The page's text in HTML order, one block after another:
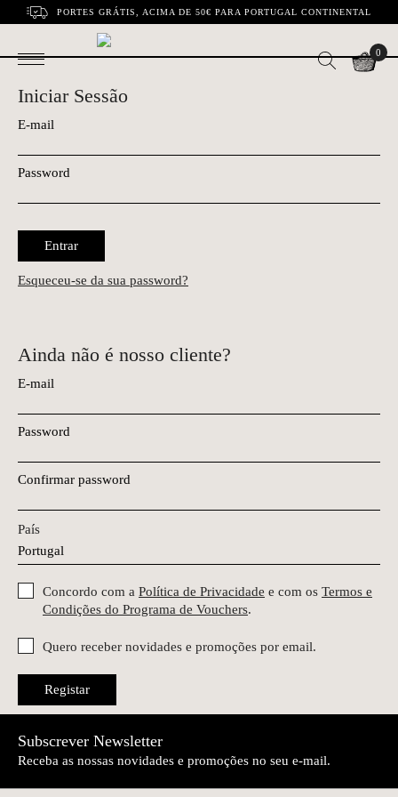
PORTES GRÁTIS, ACIMA DE 50€ PARA PORTUGAL CONTINENTAL
0
Iniciar Sessão
E-mail
Password
Entrar
Esqueceu-se da sua password?
Ainda não é nosso cliente?
E-mail
Password
Confirmar password
País
Concordo com a Política de Privacidade e com os Termos e
Condições do Programa de Vouchers.
Quero receber novidades e promoções por email.
Registar
Subscrever Newsletter
Receba as nossas novidades e promoções no seu e-mail.